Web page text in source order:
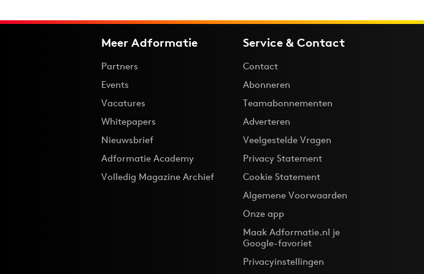
Meer Adformatie
Partners
Events
Vacatures
Whitepapers
Nieuwsbrief
Adformatie Academy
Volledig Magazine Archief
Service & Contact
Contact
Abonneren
Teamabonnementen
Adverteren
Veelgestelde Vragen
Privacy Statement
Cookie Statement
Algemene Voorwaarden
Onze app
Maak Adformatie.nl je
Google-favoriet
Privacyinstellingen